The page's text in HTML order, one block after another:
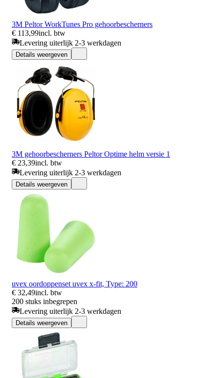
3M Peltor WorkTunes Pro gehoorbescherners
€ 113,99incl. btw
Levering uiterlijk 2-3 werkdagen
Details weergeven
3M gehoorbescherners Peltor Optime helm versie 1
€ 23,39incl. btw
Levering uiterlijk 2-3 werkdagen
Details weergeven
uvex oordoppenset uvex x-fit, Type: 200
€ 32,49incl. btw
200 stuks inbegrepen
Levering uiterlijk 2-3 werkdagen
Details weergeven